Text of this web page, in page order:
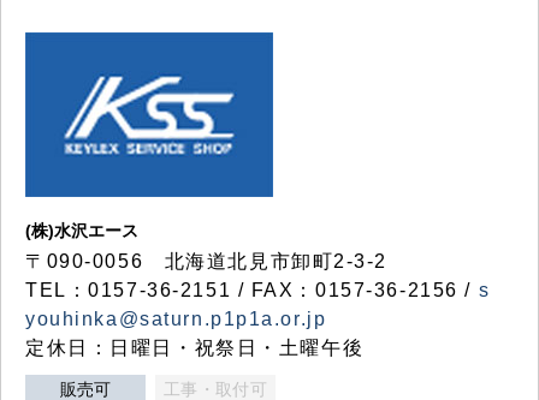
(株)水沢エース
〒090-0056 北海道北見市卸町2-3-2
TEL：0157-36-2151 / FAX：0157-36-2156 / s
youhinka@saturn.p1p1a.or.jp
定休日：日曜日・祝祭日・土曜午後
販売可 工事・取付可